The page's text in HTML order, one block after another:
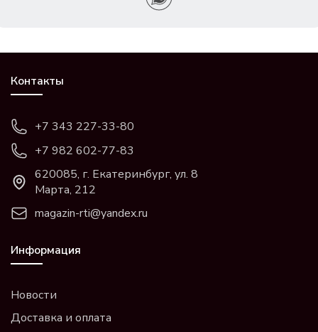
Контакты
+7 343 227-33-80
+7 982 602-77-83
620085, г. Екатеринбург, ул. 8
Марта, 212
magazin-rti@yandex.ru
Информация
Новости
Доставка и оплата